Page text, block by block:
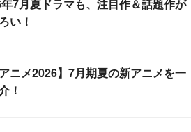
7月夏ドラマも、注目作＆話題作が
い！
アニメ2026】7月期夏の新アニメを一
！